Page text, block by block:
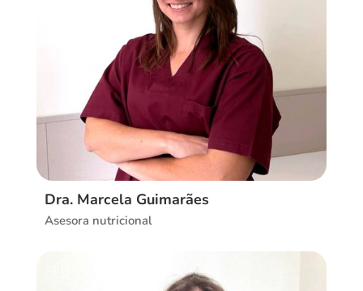
Ver CV
Dra. Marcela Guimarães
Asesora nutricional